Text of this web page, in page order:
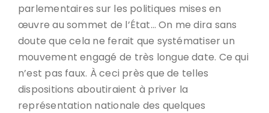
parlementaires sur les politiques mises en
œuvre au sommet de l’État… On me dira sans
doute que cela ne ferait que systématiser un
mouvement engagé de très longue date. Ce qui
n’est pas faux. À ceci près que de telles
dispositions aboutiraient à priver la
représentation nationale des quelques